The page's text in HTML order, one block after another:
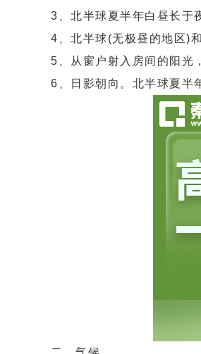
3、北半球夏半年白昼长于
4、北半球(无极昼的地区)
5、从窗户射入房间的阳光
6、日影朝向。北半球夏半